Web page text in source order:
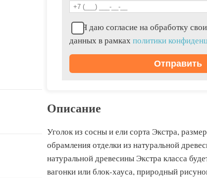
Я даю согласие на обработку
данных в рамках политики
Описание
Уголок из сосны и ели сорта Экстра,
обрамления отделки из натуральной
натуральной древесины Экстра класса
вагонки или блок-хауса, природный